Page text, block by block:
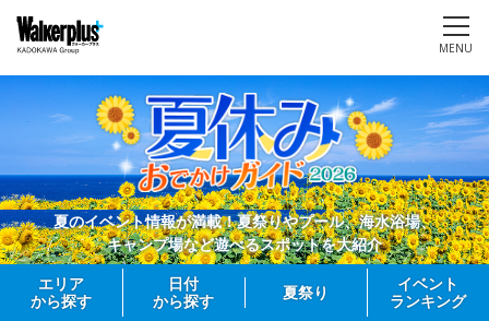
MENU
夏のイベント情報が満載！夏祭りやプール、海水浴場、
キャンプ場など遊べるスポットを大紹介
エリア
から探す
日付
から探す
夏祭り
イベント
ランキング